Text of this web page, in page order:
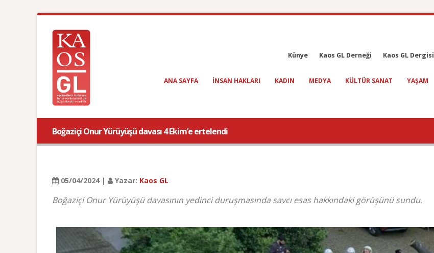
Künye Kaos GL Derneği Kaos GL Dergisi
ANA SAYFA INSAN HAKLARI KADIN MEDYA KÜLTÜR SANAT YAŞAM
Boğaziçi Onur Yürüyüşü davası 4 Ekim’e ertelendi
05/04/2024 | Yazar: Kaos GL
Boğaziçi Onur Yürüyüşü davasının yedinci duruşmasında savcı esas hakkındaki görüşünü sundu.